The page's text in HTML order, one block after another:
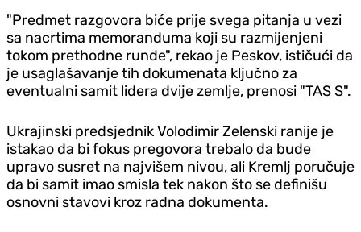
"Predmet razgovora biće prije svega pitanja u vezi
sa nacrtima memoranduma koji su razmijenjeni
tokom prethodne runde", rekao je Peskov, ističući da
je usaglašavanje tih dokumenata ključno za
eventualni samit lidera dvije zemlje, prenosi "TAS S".
Ukrajinski predsjednik Volodimir Zelenski ranije je
istakao da bi fokus pregovora trebalo da bude
upravo susret na najvišem nivou, ali Kremlj poručuje
da bi samit imao smisla tek nakon što se definišu
osnovni stavovi kroz radna dokumenta.